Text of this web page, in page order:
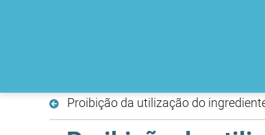
Proibição da utilização do